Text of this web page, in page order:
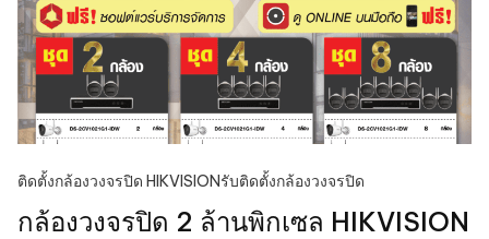
ติดตั้งกล้องวงจรปิด HIKVISIONรับติดตั้งกล้องวงจรปิด
กล้องวงจรปิด 2 ล้านพิกเซล HIKVISION